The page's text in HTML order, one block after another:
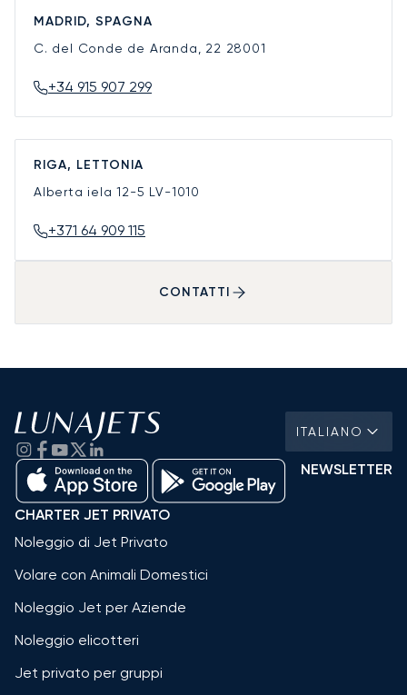
MADRID, SPAGNA
C. del Conde de Aranda, 22 28001
+34 915 907 299
RIGA, LETTONIA
Alberta iela 12-5 LV-1010
+371 64 909 115
CONTATTI
ITALIANO
NEWSLETTER
CHARTER JET PRIVATO
Noleggio di Jet Privato
Volare con Animali Domestici
Noleggio Jet per Aziende
Noleggio elicotteri
Jet privato per gruppi